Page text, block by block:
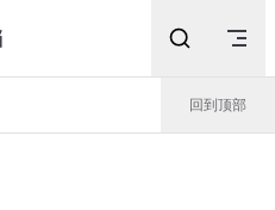
回到顶部